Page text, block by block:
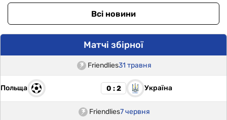
Всі новини
Матчі збірної
Friendlies31 травня
Польща 0 : 2 Україна
Friendlies7 червня